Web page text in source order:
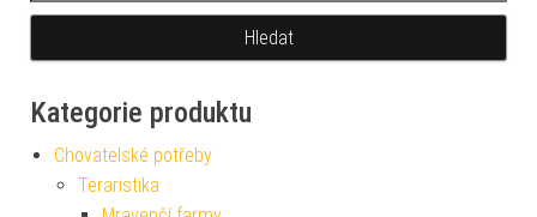
Kategorie produktu
Chovatelské potřeby
Teraristika